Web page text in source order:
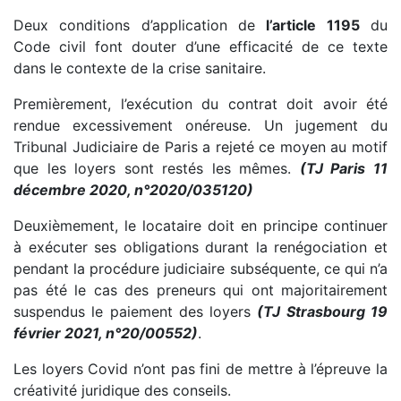
Deux conditions d’application de l’article 1195du
Code civil font douter d’une efficacité de ce texte
dans le contexte de la crise sanitaire.
Premièrement, l’exécution du contrat doit avoir été
rendue excessivement onéreuse. Un jugement du
Tribunal Judiciaire de Paris a rejeté ce moyen au motif
que les loyers sont restés les mêmes. (TJ Paris 11
décembre 2020, n°2020/035120)
Deuxièmement, le locataire doit en principe continuer
à exécuter ses obligations durant la renégociation et
pendant la procédure judiciaire subséquente, ce qui n’a
pas été le cas des preneurs qui ont majoritairement
suspendus le paiement des loyers (TJ Strasbourg 19
février 2021, n°20/00552).
Les loyers Covid n’ont pas fini de mettre à l’épreuve la
créativité juridique des conseils.